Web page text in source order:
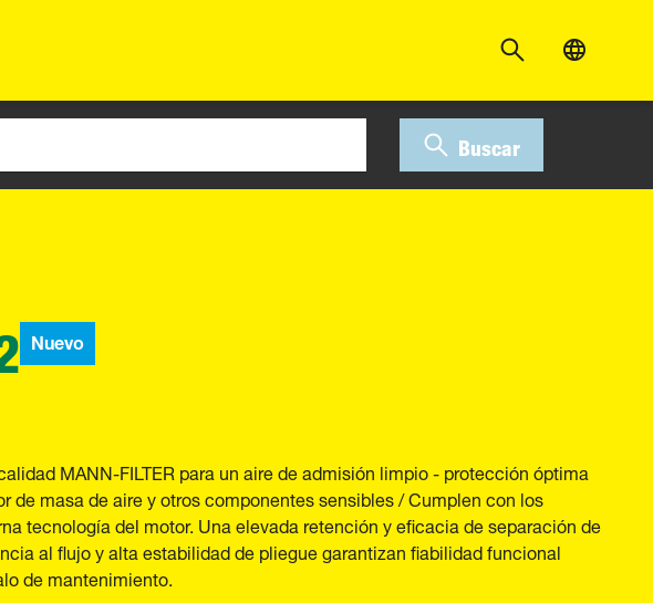
Buscar
Nuevo
MANN-FILTER para un aire de admisión limpio - protección óptima
de masa de aire y otros componentes sensibles / Cumplen con los
tecnología del motor. Una elevada retención y eficacia de separación de
al flujo y alta estabilidad de pliegue garantizan fiabilidad funcional
de mantenimiento.